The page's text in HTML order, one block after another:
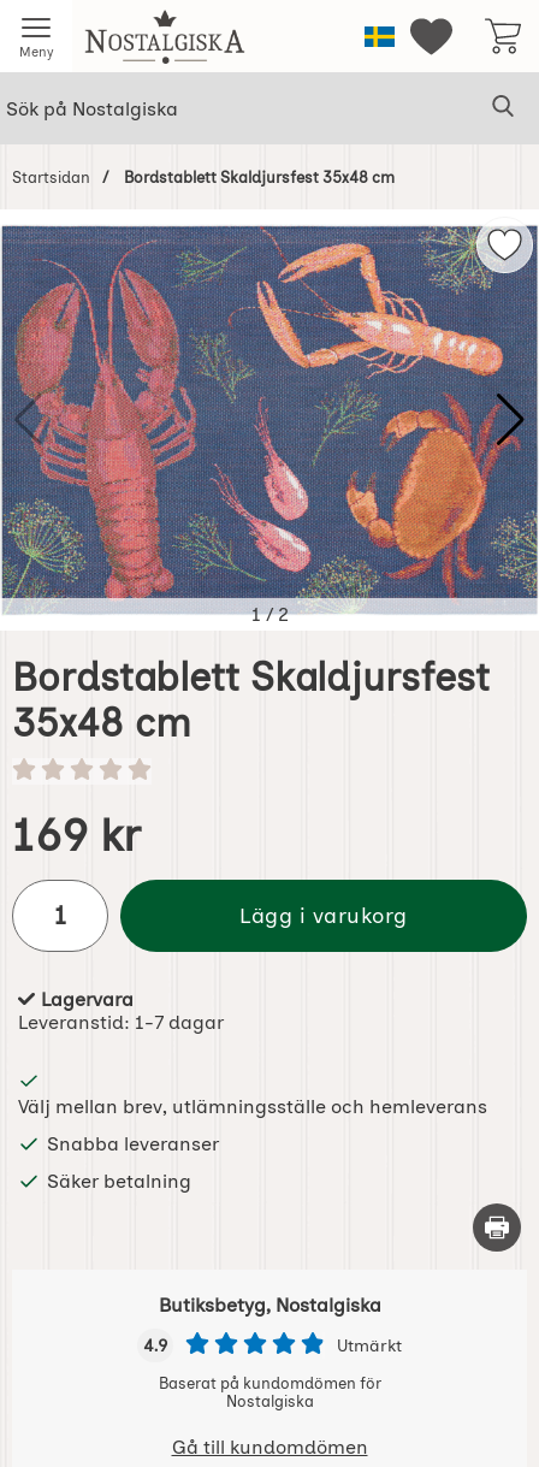
Meny Startsidan för NostalgiskaSverigeMina
Startsidan Bordstablett Skaldjursfest 35x48 cm
Hoppa
över
Bilder
1/2
Bordstablett Skaldjursfest
35x48 cm
Handla denna produkt Bordstablett Skaldjursfest 35x48
pris
169 kr
antal
Lägg i varukorg
Tillgänglighet:
Lagervara
Leveranstid: 1-7 dagar
Välj mellan brev, utlämningsställe och hemleverans
Snabba leveranser
Säker betalning
Skriv
Butiksbetyg, Nostalgiska
4.9 Utmärkt
Baserat på kundomdömen för
Nostalgiska
Gå till kundomdömen